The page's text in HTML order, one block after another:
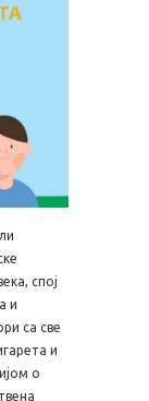
спој
и
са све
и
о